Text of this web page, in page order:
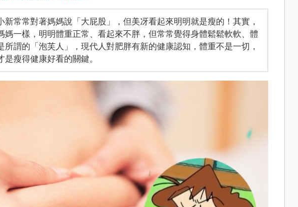
新常常對著媽媽說「大屁股」，但美冴看起來明明就是瘦的！其實，
媽一樣，明明體重正常、看起來不胖，但常常覺得身體鬆鬆軟軟、體
所謂的「泡芙人」，現代人對肥胖有新的健康認知，體重不是一切，
瘦得健康好看的關鍵。